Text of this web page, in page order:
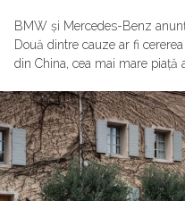
BMW și Mercedes-Benz
Două dintre cauze ar fi
din China, cea mai mare piață